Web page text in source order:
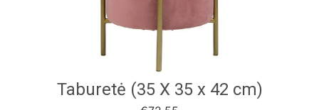
Taburetė (35 X 35 x 42 cm)